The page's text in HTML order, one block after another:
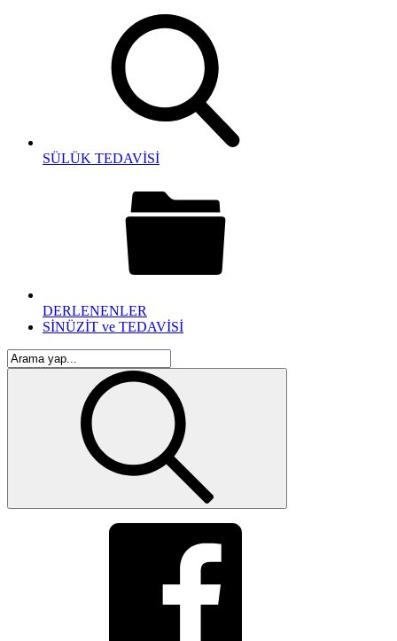
SÜLÜK TEDAVİSİ
DERLENENLER
SİNÜZİT ve TEDAVİSİ